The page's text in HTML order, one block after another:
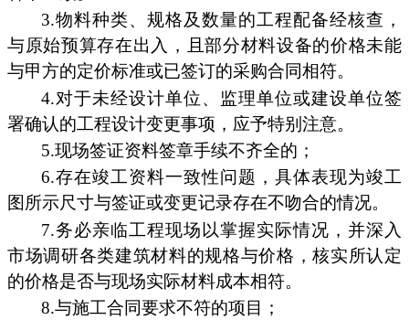
3.物料种类、规格及数量的工程配备经核查，
与原始预算存在出入，且部分材料设备的价格未能
与甲方的定价标准或已签订的采购合同相符。
4.对于未经设计单位、监理单位或建设单位签
署确认的工程设计变更事项，应予特别注意。
5.现场签证资料签章手续不齐全的；
6.存在竣工资料一致性问题，具体表现为竣工
图所示尺寸与签证或变更记录存在不吻合的情况。
7.务必亲临工程现场以掌握实际情况，并深入
市场调研各类建筑材料的规格与价格，核实所认定
的价格是否与现场实际材料成本相符。
8.与施工合同要求不符的项目；